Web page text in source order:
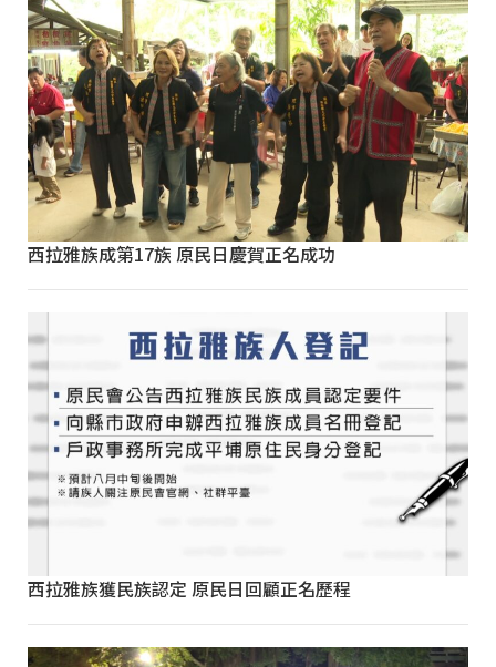
西拉雅族成第17族 原民日慶賀正名成功
西拉雅族獲民族認定 原民日回顧正名歷程